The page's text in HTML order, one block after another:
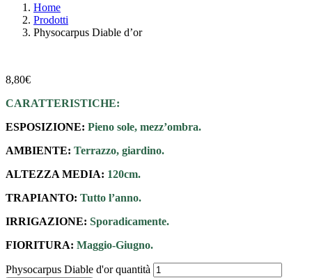
Home
Prodotti
Physocarpus Diable d’or
8,80€
CARATTERISTICHE:
ESPOSIZIONE: Pieno sole, mezz’ombra.
AMBIENTE: Terrazzo, giardino.
ALTEZZA MEDIA: 120cm.
TRAPIANTO: Tutto l’anno.
IRRIGAZIONE: Sporadicamente.
FIORITURA: Maggio-Giugno.
Physocarpus Diable d'or quantità